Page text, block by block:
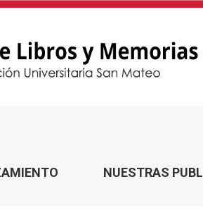
NUESTRAS